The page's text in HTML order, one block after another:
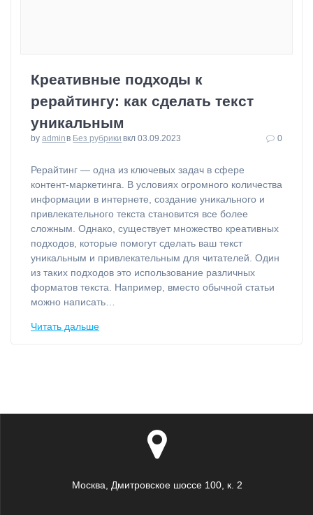
Креативные подходы к
рерайтингу: как сделать текст
уникальным
by adminв Без рубрики вкл 03.09.2023 0
Рерайтинг — одна из ключевых задач в сфере
контент-маркетинга. В условиях огромного количества
информации в интернете, создание уникального и
привлекательного текста становится все более
сложным. Однако, существует множество креативных
подходов, которые помогут сделать ваш текст
уникальным и привлекательным для читателей. Один
из таких подходов это использование различных
форматов текста. Например, вместо обычной статьи
можно написать…
Читать дальше
Москва, Дмитровское шоссе 100, к. 2